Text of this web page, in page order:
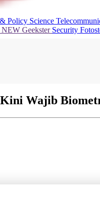
Policy Science
NEW Geekster Security
Wajib